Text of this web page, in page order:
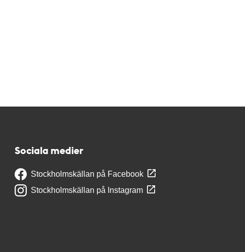
Sociala medier
Stockholmskällan på Facebook
Stockholmskällan på Instagram